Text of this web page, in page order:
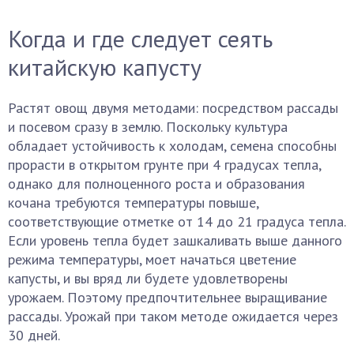
Когда и где следует сеять
китайскую капусту
Растят овощ двумя методами: посредством рассады
и посевом сразу в землю. Поскольку культура
обладает устойчивость к холодам, семена способны
прорасти в открытом грунте при 4 градусах тепла,
однако для полноценного роста и образования
кочана требуются температуры повыше,
соответствующие отметке от 14 до 21 градуса тепла.
Если уровень тепла будет зашкаливать выше данного
режима температуры, моет начаться цветение
капусты, и вы вряд ли будете удовлетворены
урожаем. Поэтому предпочтительнее выращивание
рассады. Урожай при таком методе ожидается через
30 дней.